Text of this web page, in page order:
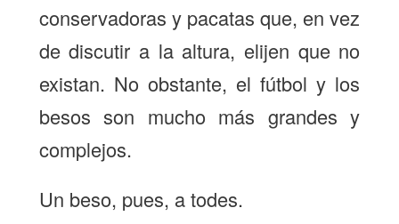
conservadoras y pacatas que, en vez
de discutir a la altura, elijen que no
existan. No obstante, el fútbol y los
besos son mucho más grandes y
complejos.
Un beso, pues, a todes.